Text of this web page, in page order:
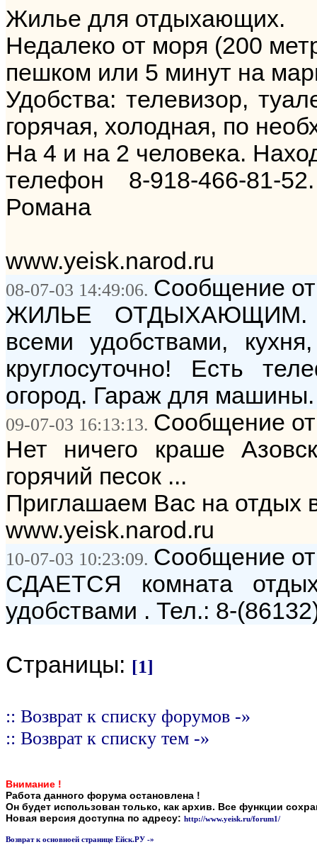
Жилье для отдыхающих.
Недалеко от моря (200
пешком или 5 минут на
Удобства: телевизор,
горячая, холодная, по
На 4 и на 2 человека.
телефон 8-918-466-81-
Романа
www.yeisk.narod.ru
08-07-03 14:49:06. Сообщение
ЖИЛЬЕ ОТДЫХАЮЩИМ.
всеми удобствами,
круглосуточно! Есть
огород. Гараж для
09-07-03 16:13:13. Сообщение
Нет ничего краше
горячий песок ...
Приглашаем Вас на отдых
www.yeisk.narod.ru
10-07-03 10:23:09. Сообщение
СДАЕТСЯ комната
удобствами . Тел.: 8-
Страницы: [1]
:: Возврат к списку форумов -»
:: Возврат к списку тем -»
Внимание !
Работа данного форума остановлена !
Он будет использован только, как архив. Все функции
Новая версия доступна по адресу: http://www.yeisk.ru/forum1/
Возврат к основноей странице Ейск.РУ -»